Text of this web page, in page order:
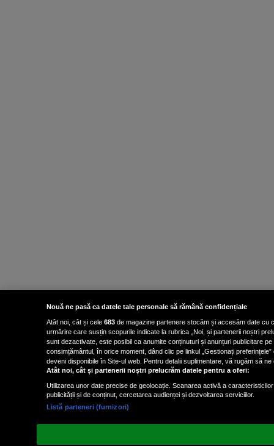
Nouă ne pasă ca datele tale personale să rămână confidențiale
Atât noi, cât și cele 683 de magazine partenere stocăm și accesăm date cu
urmărire care susțin scopurile indicate la rubrica „Noi, și partenerii noștri
sunt dezactivate, este posibil ca anumite conținuturi și anunțuri publicitare
consimțământul, în orice moment, dând clic pe linkul „Gestionați
deveni disponibile în Site-ul web. Pentru detalii suplimentare, vă rugăm să
Atât noi, cât și partenerii noștri prelucrăm datele pentru a oferi:
Utilizarea unor date precise de geolocație. Scanarea activă a
publicității și de conținut, cercetarea audienței și dezvoltarea serviciilor.
Listă parteneri (furnizori)